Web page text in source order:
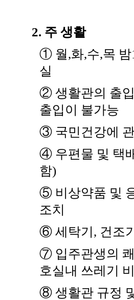
2. 주 생활
① 월,화,수,목 밤
실
② 생활관의 출
출입이 불가능
③ 국민건강에
④ 우편물 및 택
함)
⑤ 비상약품 및
조치
⑥ 세탁기, 건조
⑦ 입주관생의
호실내 쓰레기
⑧ 생활관 규정